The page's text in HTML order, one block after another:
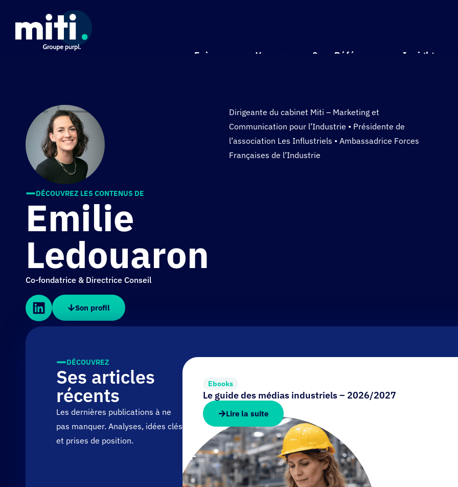
Enjeux Vous + nous ? Références Insights
DÉCOUVREZ LES CONTENUS DE
Emilie
Ledouaron
Co‑fondatrice & Directrice Conseil
Son profil
Dirigeante du cabinet Miti – Marketing et
Communication pour l’Industrie • Présidente de
l’association Les Influstriels • Ambassadrice Forces
Françaises de l’Industrie
DÉCOUVREZ
Ses articles
récents
Les dernières publications à ne
pas manquer. Analyses, idées clés
et prises de position.
Ebooks
Le guide des médias industriels – 2026/2027
Lire la suite